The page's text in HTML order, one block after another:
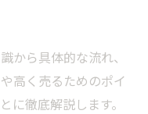
から具体的な流れ、
高く売るためのポイ
に徹底解説します。